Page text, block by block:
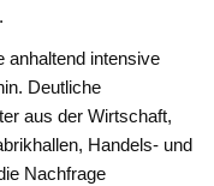
anhaltend intensive
Deutliche
aus der Wirtschaft,
Handels- und
Nachfrage